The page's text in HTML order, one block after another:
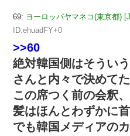
69: ヨーロッパヤマネコ(東京都)
ID:ehuadFY+0
>>60
絶対韓国側はそうい
さんと内々で決めて
この席つく前の会釈
髪はほんとわずかに
でも韓国メディアの